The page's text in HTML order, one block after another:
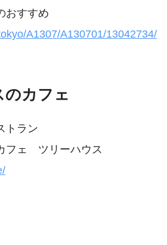
おすすめ
A1307/A130701/13042734/
のカフェ
トラン
フェ ツリーハウス